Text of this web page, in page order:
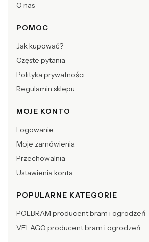
O nas
POMOC
Jak kupować?
Częste pytania
Polityka prywatności
Regulamin sklepu
MOJE KONTO
Logowanie
Moje zamówienia
Przechowalnia
Ustawienia konta
POPULARNE KATEGORIE
POLBRAM producent bram i ogrodzeń
VELAGO producent bram i ogrodzeń